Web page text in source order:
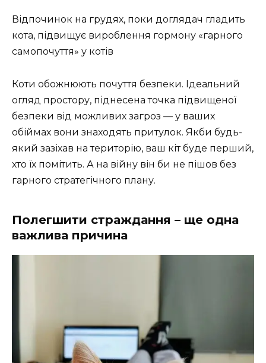
Відпочинок на грудях, поки доглядач гладить
кота, підвищує вироблення гормону «гарного
самопочуття» у котів
Коти обожнюють почуття безпеки. Ідеальний
огляд простору, піднесена точка підвищеної
безпеки від можливих загроз — у ваших
обіймах вони знаходять притулок. Якби будь-
який зазіхав на територію, ваш кіт буде перший,
хто їх помітить. А на війну він би не пішов без
гарного стратегічного плану.
Полегшити страждання – ще одна
важлива причина